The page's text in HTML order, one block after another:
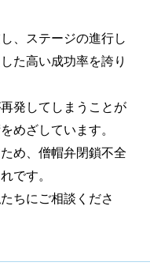
、ステージの進行し
た高い成功率を誇り
発してしまうことが
めざしています。
め、僧帽弁閉鎖不全
です。
ちにご相談くださ